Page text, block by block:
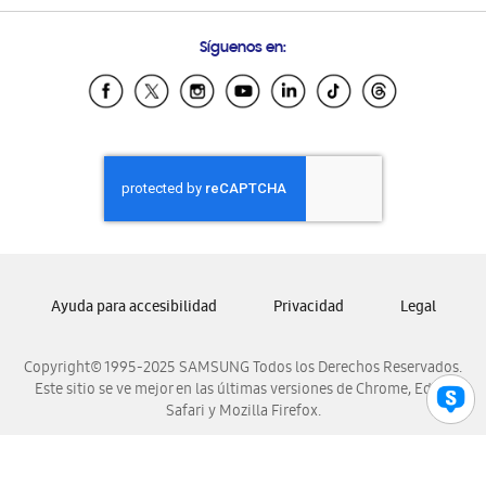
Samsung Ecuador
Samsung El Salvador
Samsung Honduras
Samsung Nicaragua
Samsung Panamá
Samsung Venezuela
Síguenos en:
Copyright© 1995-2025 SAMSUNG Todos los Derechos Reservados.
Este sitio se ve mejor en las últimas versiones de Chrome, Edge,
Safari y Mozilla Firefox.
Ayuda para accesibilidad Privacidad Legal